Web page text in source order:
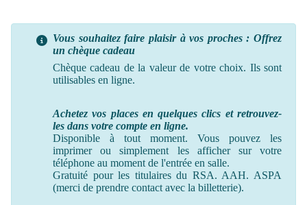
Vous souhaitez faire plaisir à vos proches : Offrez
un chèque cadeau
Chèque cadeau de la valeur de votre choix. Ils sont
utilisables en ligne.
Achetez vos places en quelques clics et retrouvez-
les dans votre compte en ligne.
Disponible à tout moment. Vous pouvez les
imprimer ou simplement les afficher sur votre
téléphone au moment de l'entrée en salle.
Gratuité pour les titulaires du RSA. AAH. ASPA
(merci de prendre contact avec la billetterie).